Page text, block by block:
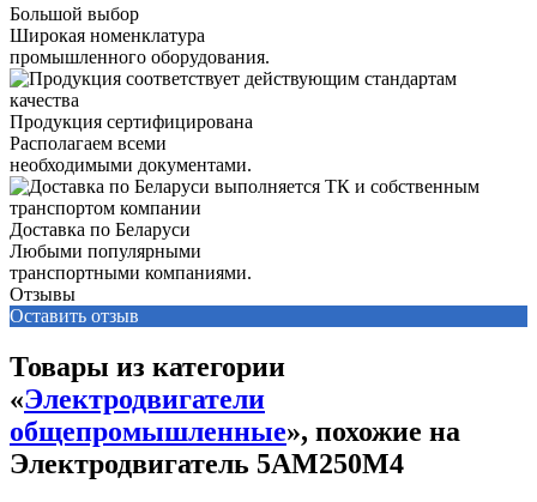
Большой выбор
Широкая номенклатура
промышленного оборудования.
Продукция сертифицирована
Располагаем всеми
необходимыми документами.
Доставка по Беларуси
Любыми популярными
транспортными компаниями.
Отзывы
Оставить отзыв
Товары из категории
«Электродвигатели
общепромышленные», похожие на
Электродвигатель 5АМ250М4